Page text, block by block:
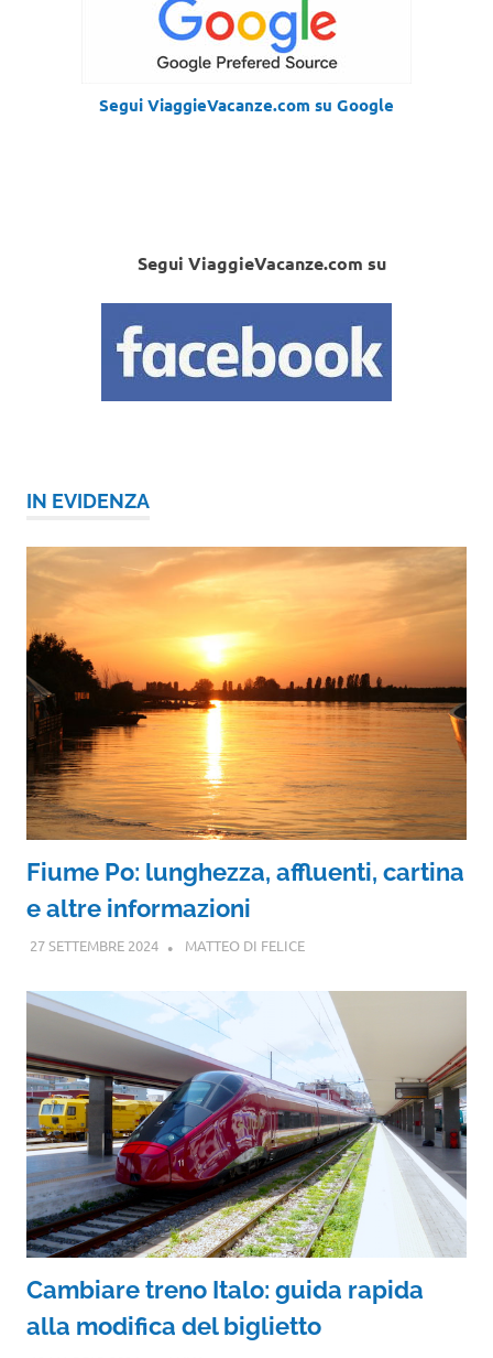
Segui ViaggieVacanze.com su Google
Segui ViaggieVacanze.com su
IN EVIDENZA
Fiume Po: lunghezza, affluenti, cartina
e altre informazioni
27 SETTEMBRE 2024 MATTEO DI FELICE
Cambiare treno Italo: guida rapida
alla modifica del biglietto